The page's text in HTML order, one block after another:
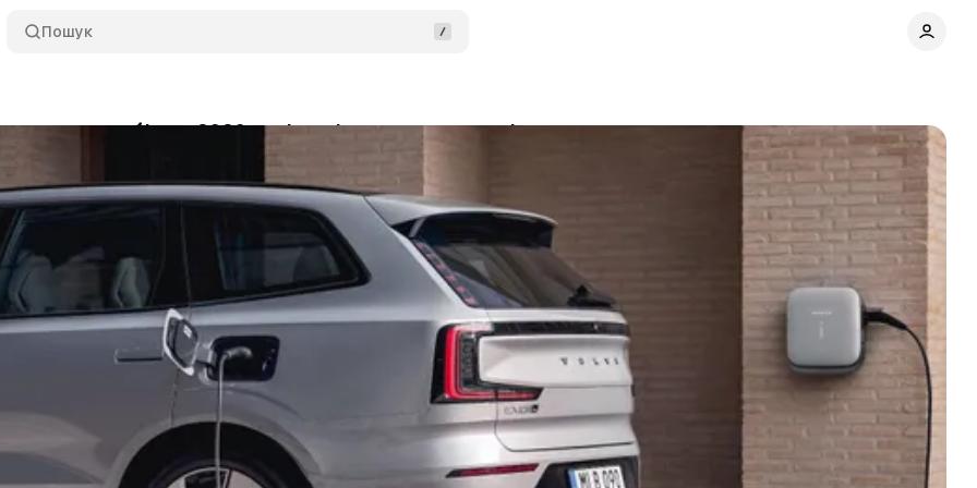
Пошук
електромобіля у 2026 році: нові правила, реальні суми та прогноз ринку
Поділитися